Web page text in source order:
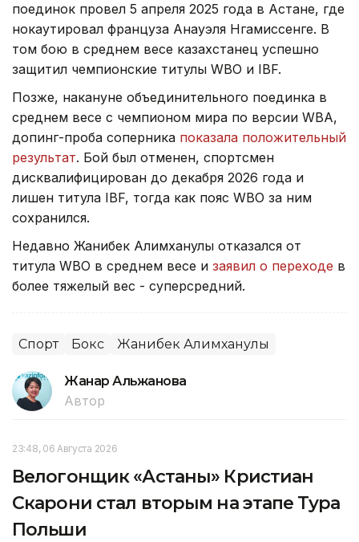
поединок провел 5 апреля 2025 года в Астане, где
нокаутировал француза Анауэля Нгамиссенге. В
том бою в среднем весе казахстанец успешно
защитил чемпионские титулы WBO и IBF.
Позже, накануне объединительного поединка в
среднем весе с чемпионом мира по версии WBA,
допинг-проба соперника показала положительный
результат. Бой был отменен, спортсмен
дисквалифицирован до декабря 2026 года и
лишен титула IBF, тогда как пояс WBO за ним
сохранился.
Недавно Жанибек Алимханулы отказался от
титула WBO в среднем весе и заявил о переходе в
более тяжелый вес - суперсредний.
Спорт Бокс Жанибек Алимханулы
Жанар Альжанова
Автор
23:48, 06 Августа 2026
Велогонщик «Астаны» Кристиан
Скарони стал вторым на этапе Тура
Польши